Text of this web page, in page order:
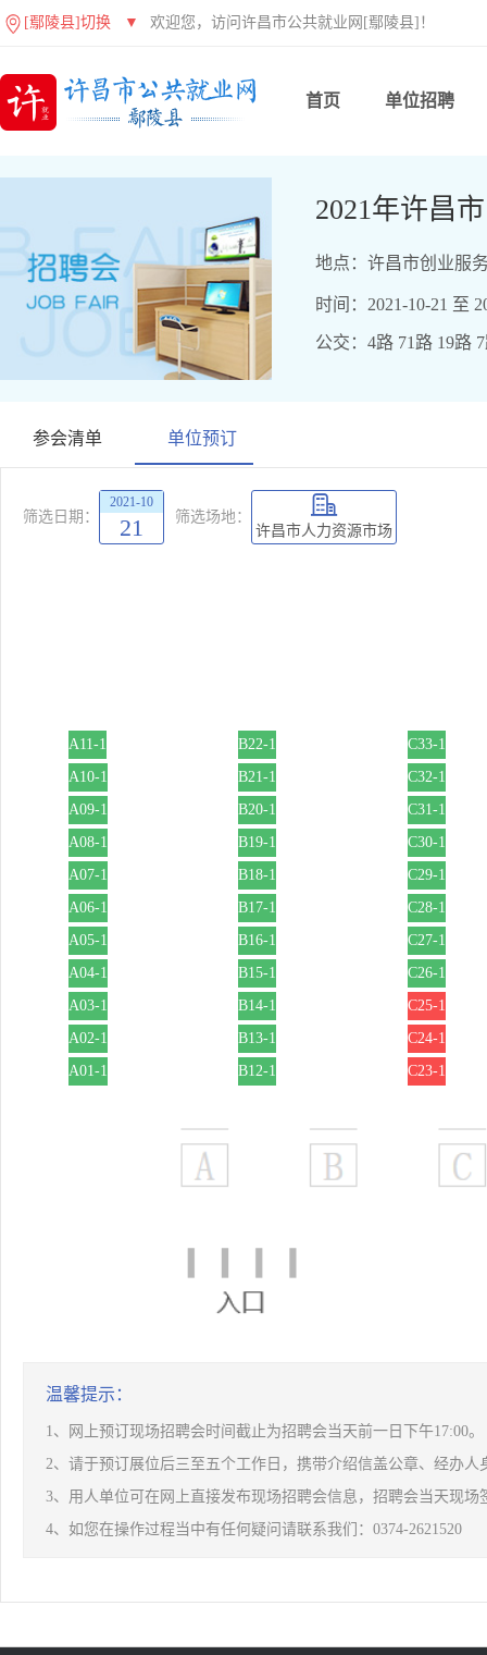
[鄢陵县]切换 ▼ 欢迎您，访问许昌市公共就业网[鄢陵县]！
首页 单位招聘
2021年许昌
地点：许昌市创业服
时间：2021-10-21 至
公交：4路 71路 19路
参会清单 单位预订
筛选日期：
2021-10
21
筛选场地：
许昌市人力资源市场
A11-1 B22-1
C33-1
A10-1
B21-1
C32-1
A09-1
B20-1
C31-1
A08-1
B19-1
C30-1
A07-1
B18-1
C29-1
A06-1
B17-1
C28-1
A05-1
B16-1
C27-1
A04-1
B15-1
C26-1
A03-1
B14-1
C25-1
A02-1
B13-1
C24-1
A01-1
B12-1 C23-1
温馨提示：
1、网上预订现场招聘会时间截止为招聘会当天前一日下午17:00。
2、请于预订展位后三至五个工作日，携带介绍信盖公章、经办
3、用人单位可在网上直接发布现场招聘会信息，招聘会当天现
4、如您在操作过程当中有任何疑问请联系我们：0374-2621520